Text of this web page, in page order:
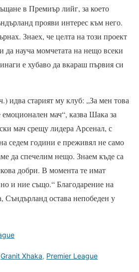
в Премиър лийг, за което
прояви интерес към него.
Знаех, че целта на този проект
да науча момчетата на нещо всеки
е хубаво да вкараш първия си
идва старият му клуб: „За мен това
мач“, казва Шака за
мач срещу лидера Арсенал, с
седем години е преживял не само
да спечелим нещо. Знаем къде са
добри. В момента те имат
и ние също.“ Благодарение на
остава непобеден у
Granit Xhaka, Premier League